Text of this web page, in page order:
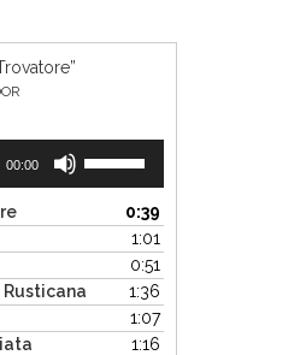
00:00
Omhoog/Omlaag
om
het
volume
te
verhogen
0:39
1:01
0:51
1:36
1:07
1:16